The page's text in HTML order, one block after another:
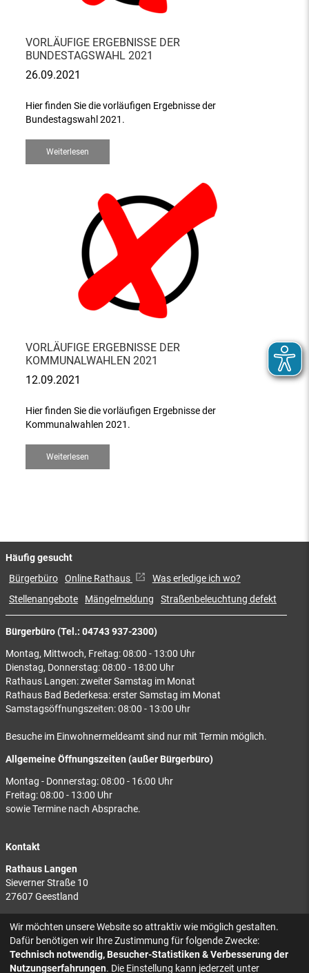
VORLÄUFIGE ERGEBNISSE DER
BUNDESTAGSWAHL 2021
26.09.2021
Hier finden Sie die vorläufigen Ergebnisse der
Bundestagswahl 2021.
Weiterlesen
VORLÄUFIGE ERGEBNISSE DER
KOMMUNALWAHLEN 2021
12.09.2021
Hier finden Sie die vorläufigen Ergebnisse der
Kommunalwahlen 2021.
Weiterlesen
Bürgerbüro (Tel.: 04743 937-2300)
Montag, Mittwoch, Freitag: 08:00 - 13:00 Uhr
Dienstag, Donnerstag: 08:00 - 18:00 Uhr
Rathaus Langen: zweiter Samstag im Monat
Rathaus Bad Bederkesa: erster Samstag im Monat
Samstagsöffnungszeiten: 08:00 - 13:00 Uhr
Besuche im Einwohnermeldeamt sind nur mit Termin möglich.
Allgemeine Öffnungszeiten (außer Bürgerbüro)
Montag - Donnerstag: 08:00 - 16:00 Uhr
Freitag: 08:00 - 13:00 Uhr
sowie Termine nach Absprache.
Kontakt
Rathaus Langen
Sieverner Straße 10
27607 Geestland
Rathaus Bad Bederkesa
Am Markt 8
27624 Geestland
Häufig gesucht
Bürgerbüro Online Rathaus
Was erledige ich wo?
Stellenangebote
Mängelmeldung Straßenbeleuchtung defekt
Wir möchten unsere Website so attraktiv wie möglich gestalten.
Dafür benötigen wir Ihre Zustimmung für folgende Zwecke:
Technisch notwendig, Besucher-Statistiken & Verbesserung der
Nutzungserfahrungen. Die Einstellung kann jederzeit unter